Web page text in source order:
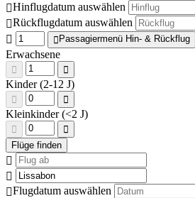
Hinflugdatum auswählen
Rückflugdatum auswählen
Passagiermenü Hin- & Rückflug
Erwachsene
Kinder (2-12 J)
Kleinkinder (<2 J)
Flugdatum auswählen